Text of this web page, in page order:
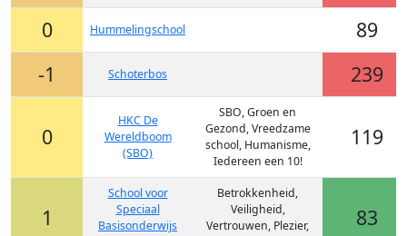
0 Hummelingschool
89
-1
Schoterbos 239
0
HKC De
Wereldboom
(SBO)
SBO, Groen en
Gezond, Vreedzame
school, Humanisme,
Iedereen een 10!
119
1
School voor
Speciaal
Basisonderwijs
Betrokkenheid,
Veiligheid,
Vertrouwen, Plezier,
83